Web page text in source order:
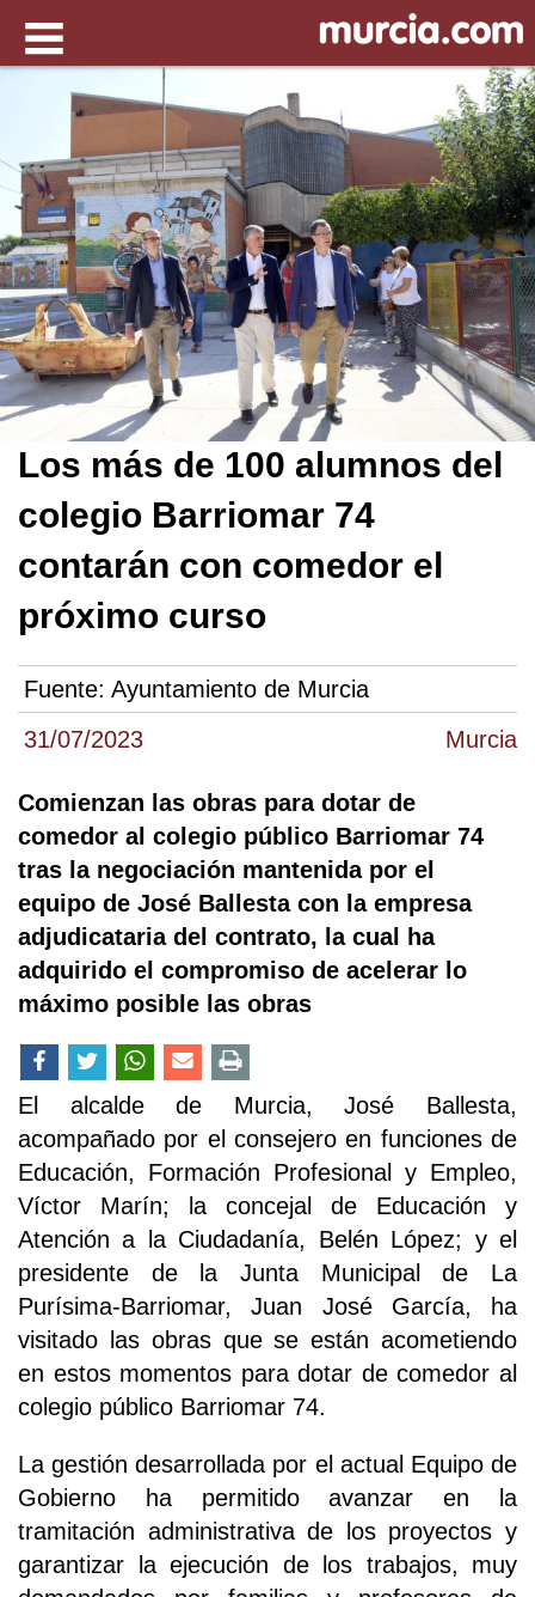
31/07/2023 Murcia
Los más de 100 alumnos del
colegio Barriomar 74
contarán con comedor el
próximo curso
Fuente: Ayuntamiento de Murcia
Comienzan las obras para dotar de
comedor al colegio público Barriomar 74
tras la negociación mantenida por el
equipo de José Ballesta con la empresa
adjudicataria del contrato, la cual ha
adquirido el compromiso de acelerar lo
máximo posible las obras
El alcalde de Murcia, José Ballesta,
acompañado por el consejero en funciones de
Educación, Formación Profesional y Empleo,
Víctor Marín; la concejal de Educación y
Atención a la Ciudadanía, Belén López; y el
presidente de la Junta Municipal de La
Purísima-Barriomar, Juan José García, ha
visitado las obras que se están acometiendo
en estos momentos para dotar de comedor al
colegio público Barriomar 74.
La gestión desarrollada por el actual Equipo de
Gobierno ha permitido avanzar en la
tramitación administrativa de los proyectos y
garantizar la ejecución de los trabajos, muy